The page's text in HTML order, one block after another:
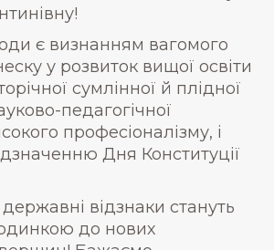
є визнанням вагомого
у розвиток вищої освіти
сумлінної й плідної
педагогічної
професіоналізму, і
Дня Конституції
відзнаки стануть
до нових